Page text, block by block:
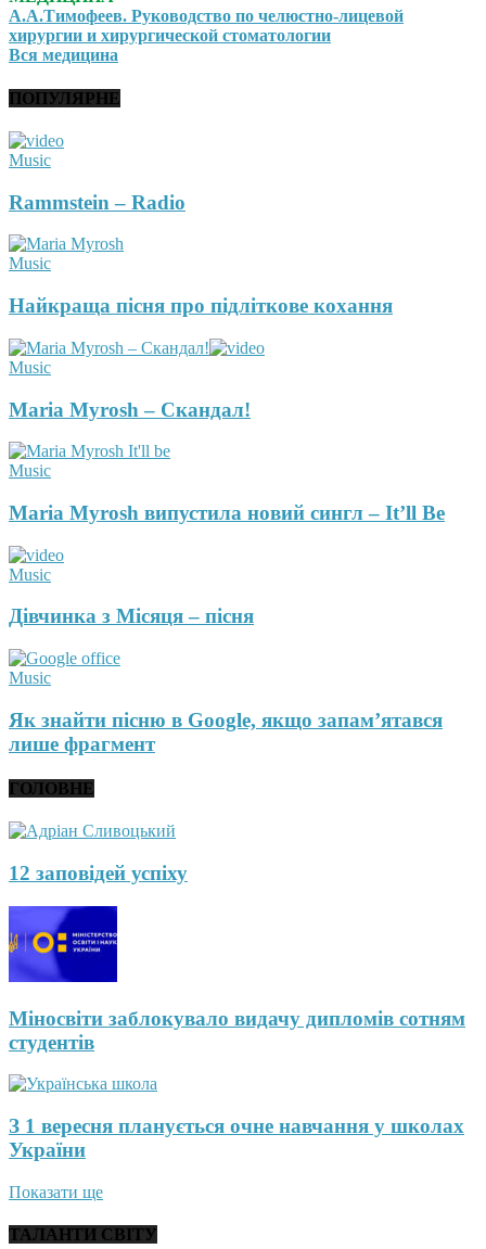
А.А.Тимофеев. Руководство по челюстно-лицевой
хирургии и хирургической стоматологии
Вся медицина
ПОПУЛЯРНЕ
Music
Rammstein – Radio
Music
Найкраща пісня про підліткове кохання
Music
Maria Myrosh – Скандал!
Music
Maria Myrosh випустила новий сингл – It’ll Be
Music
Дівчинка з Місяця – пісня
Music
Як знайти пісню в Google, якщо запам’ятався
лише фрагмент
ГОЛОВНЕ
12 заповідей успіху
Міносвіти заблокувало видачу дипломів сотням
студентів
З 1 вересня планується очне навчання у школах
України
Показати ще
ТАЛАНТИ СВІТУ